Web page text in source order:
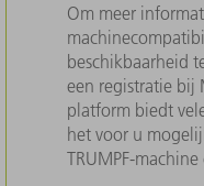
Om meer
beschikbaarheid
een registratie bij
platform biedt
het voor u
TRUMPF-